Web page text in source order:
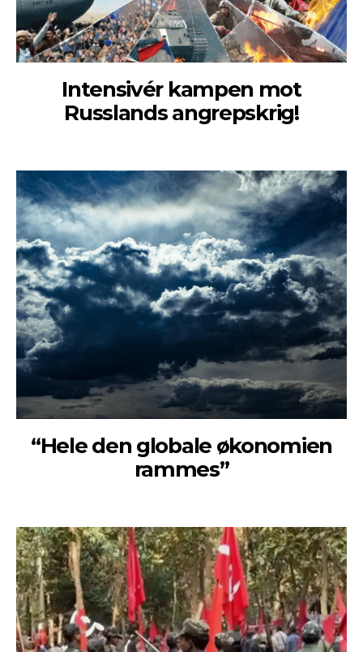
Intensivér kampen mot
Russlands angrepskrig!
“Hele den globale økonomien
rammes”